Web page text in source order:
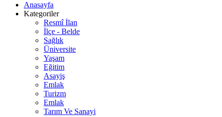
Anasayfa
Kategoriler
Resmî İlan
İlçe - Belde
Sağlık
Üniversite
Yaşam
Eğitim
Asayiş
Emlak
Turizm
Emlak
Tarım Ve Sanayi